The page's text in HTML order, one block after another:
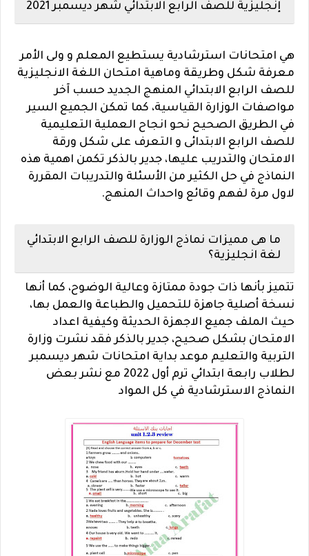
إنجليزية للصف الرابع الابتدائي شهر ديسمبر 2021
هي امتحانات استرشادية يستطيع المعلم و ولى الأمر
معرفة شكل وطريقة وماهية امتحان اللغة الانجليزية
للصف الرابع الابتدائي المنهج الجديد حسب آخر
مواصفات الوزارة القياسية، كما تمكن الجميع السير
في الطريق الصحيح نحو انجاح العملية التعليمية
للصف الرابع الابتدائى و التعرف على شكل ورقة
الامتحان والتدريب عليها، جدير بالذكر تكمن اهمية هذه
النماذج في حل الكثير من الأسئلة والتدريبات المقررة
لاول مرة لفهم وقائع واحداث المنهج.
ما هى مميزات نماذج الوزارة للصف الرابع الابتدائي
لغة انجليزية؟
تتميز بأنها ذات جودة ممتازة وعالية الوضوح، كما أنها
نسخة أصلية جاهزة للتحميل والطباعة والعمل بها،
حيث الملف جميع الاجهزة الحديثة وكيفية اعداد
الامتحان بشكل صحيح، جدير بالذكر فقد نشرت وزارة
التربية والتعليم موعد بداية امتحانات شهر ديسمبر
لطلاب رابعة ابتدائي ترم أول 2022 مع نشر بعض
النماذج الاسترشادية في كل المواد